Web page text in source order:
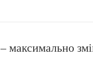
максимально